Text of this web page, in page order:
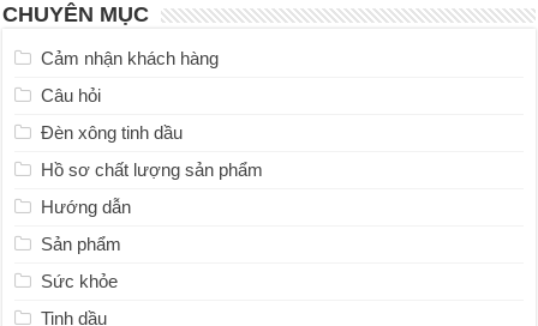
CHUYÊN MỤC
Cảm nhận khách hàng
Câu hỏi
Đèn xông tinh dầu
Hồ sơ chất lượng sản phẩm
Hướng dẫn
Sản phẩm
Sức khỏe
Tinh dầu